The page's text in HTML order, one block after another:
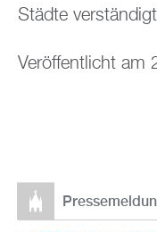
Städte
Veröffentlicht am